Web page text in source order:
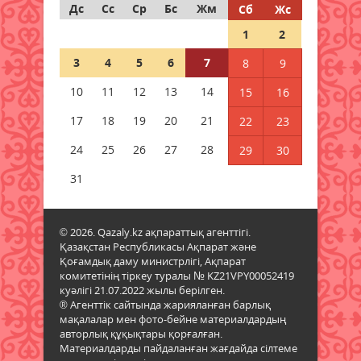
Дауыл, жаңбыр: Еліміздің
бірнеше өңірінде ауа райына
байланысты ескерту жасалды
Бұршақ, дауыл: Еліміздің 16
өңірінде дауылды ескерту
жарияланды
Синоптиктер Қазақстанның екі
қаласында ауа сапасы
нашарлауы мүмкін екенін
ескертті
06 тамыз 2026 ж. 78
Дс
Сс Ср Бс Жм Сб
Жс
1
2
3
4 5 6 7 8
9
10
11 12 13 14 15
16
17
18 19 20 21 22
23
24
25 26 27 28 29
30
31
© 2026. Qazaly.kz ақпараттық агенттігі.
Қазақстан Республикасы Ақпарат және
Қоғамдық даму министрлігі, Ақпарат
комитетінің тіркеу туралы № KZ21VPY00052419
куәлігі 21.07.2022 жылы берілген.
® Агенттік сайтында жарияланған барлық
мақалалар мен фото-бейне материалдардың
авторлық құқықтары қорғалған.
Материалдарды пайдаланған жағдайда сілтеме